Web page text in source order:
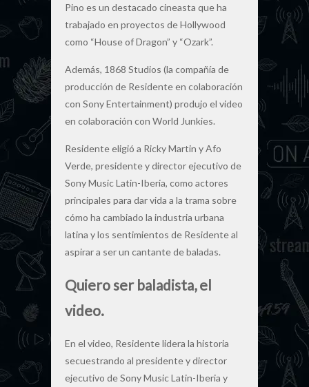
Pino es un destacado cineasta que ha
trabajado en proyectos de Hollywood
como “House of Dragon” y “Ozark”.
Además, 1868 Studios (la compañía de
producción de Residente en colaboración
con Sony Entertainment) produjo el video
en colaboración con World Junkies.
Residente eligió a Ricky Martin y Afo
Verde, presidente y director ejecutivo de
Sony Music Latin-Iberia, como actores
principales para dar vida a la trama sobre
cómo ha cambiado la industria urbana
latina y los sentimientos de Residente al
aspirar a ser un cantante de baladas.
Quiero ser baladista, el
video.
En el video, Residente lidera la historia
secuestrando al presidente y director
ejecutivo de Sony Music Latin-Iberia y